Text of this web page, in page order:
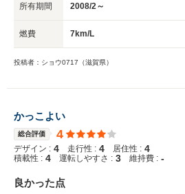
所有期間 2008/2～
燃費 7km/L
投稿者：ショウ0717（滋賀県）
かっこよい
総合評価 4
デザイン : 4 走行性 : 4 居住性 : 4
積載性 : 4 運転しやすさ : 3 維持費 : -
良かった点